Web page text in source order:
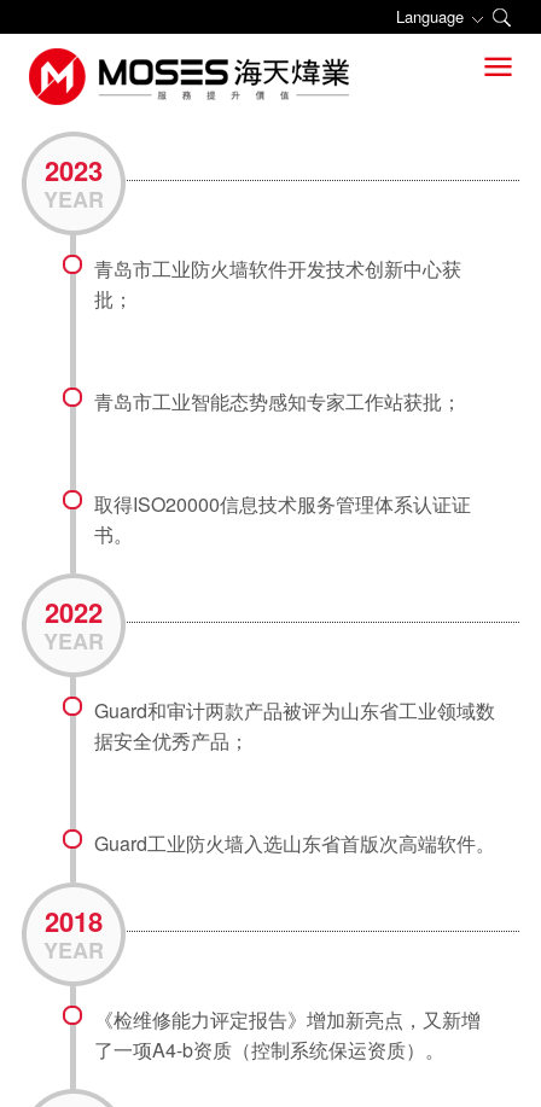
Language
关于海天炜业
公司简介
组织架构
发展历程
荣誉资质
联系我们
新闻中心
公司动态
行业焦点
工控网络安全
网络安全
主机安全
智能监控
安全服务
典型业绩
系统集成与运维
系统集成
系统运维
升级改造
备品备件
OPC工业数据采集与传输
功能安全
数字智能化
工业安全学院
学院介绍
课程设置
开班计划
知识库

关于海天炜业
2023
YEAR
青岛市工业防火墙软件开发技术创新中心获
批；
青岛市工业智能态势感知专家工作站获批；
取得ISO20000信息技术服务管理体系认证证
书。
2022
YEAR
Guard和审计两款产品被评为山东省工业领域数
据安全优秀产品；
Guard工业防火墙入选山东省首版次高端软件。
2018
YEAR
《检维修能力评定报告》增加新亮点，又新增
了一项A4-b资质（控制系统保运资质）。